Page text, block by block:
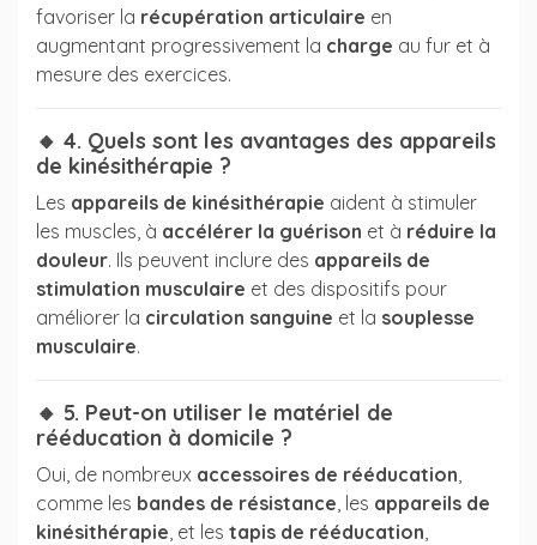
favoriser la récupération articulaire en
augmentant progressivement la charge au fur et à
mesure des exercices.
🔸 4. Quels sont les avantages des appareils
de kinésithérapie ?
Les appareils de kinésithérapie aident à stimuler
les muscles, à accélérer la guérison et à réduire la
douleur. Ils peuvent inclure des appareils de
stimulation musculaire et des dispositifs pour
améliorer la circulation sanguine et la souplesse
musculaire.
🔸 5. Peut-on utiliser le matériel de
rééducation à domicile ?
Oui, de nombreux accessoires de rééducation,
comme les bandes de résistance, les appareils de
kinésithérapie, et les tapis de rééducation,